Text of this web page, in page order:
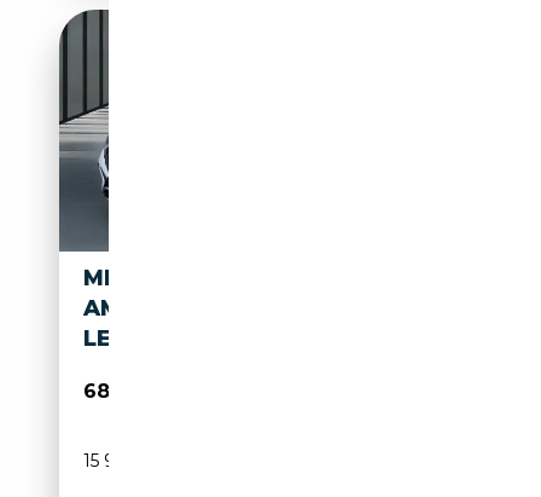
MERCEDES-BENZ EQE 53 4M
AMG+DIGITAL+PANO+HYPER+
LEASAB1093,-NET
68 890€
15 986 km